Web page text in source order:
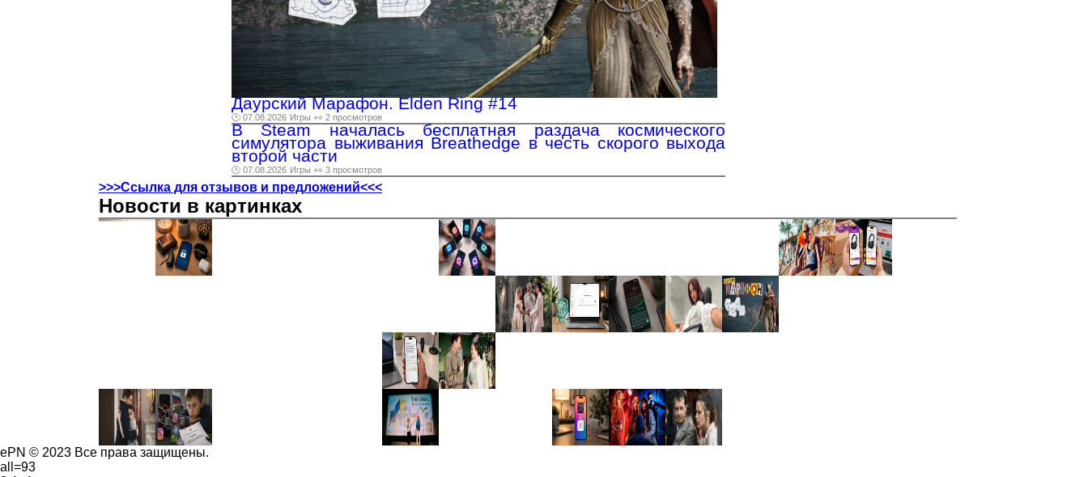
Даурский Марафон. Elden Ring #14
🕑 07.08.2026 Игры 👀 2 просмотров
В Steam началась бесплатная раздача космического
симулятора выживания Breathedge в честь скорого выхода
второй части
🕑 07.08.2026 Игры 👀 3 просмотров
>>>Ссылка для отзывов и предложений<<<
Новости в картинках
ePN © 2023 Все права защищены.
all=93